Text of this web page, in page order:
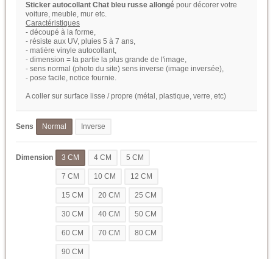
Sticker autocollant Chat bleu russe allongé pour décorer votre
voiture, meuble, mur etc.
Caractéristiques
- découpé à la forme,
- résiste aux UV, pluies 5 à 7 ans,
- matière vinyle autocollant,
- dimension = la partie la plus grande de l'image,
- sens normal (photo du site) sens inverse (image inversée),
- pose facile, notice fournie.
A coller sur surface lisse / propre (métal, plastique, verre, etc)
Sens Normal Inverse
Dimension 3 CM 4 CM 5 CM
7 CM 10 CM 12 CM
15 CM 20 CM 25 CM
30 CM 40 CM 50 CM
60 CM 70 CM 80 CM
90 CM